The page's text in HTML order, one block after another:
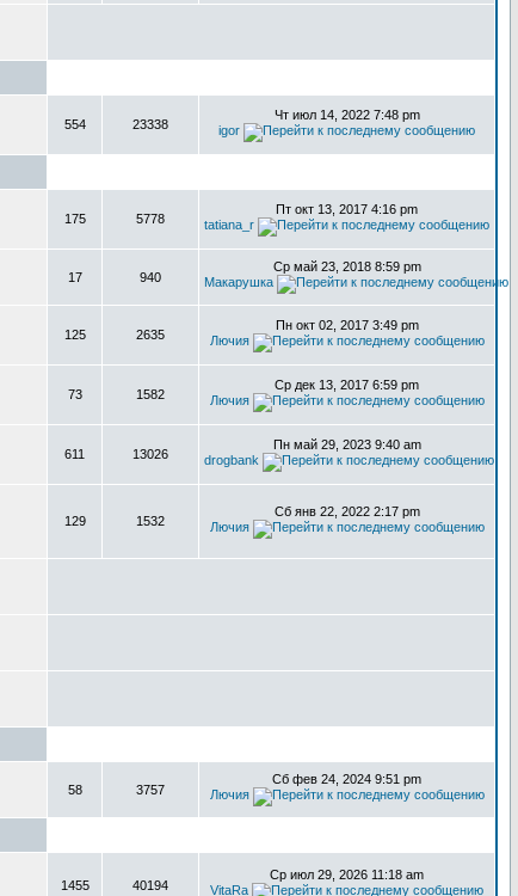
554 23338
Чт июл 14, 2022 7:48 pm
igor
175 5778
Пт окт 13, 2017 4:16 pm
tatiana_r
17 940
Ср май 23, 2018 8:59 pm
Макарушка
125 2635
Пн окт 02, 2017 3:49 pm
Лючия
73 1582
Ср дек 13, 2017 6:59 pm
Лючия
611 13026
Пн май 29, 2023 9:40 am
drogbank
129 1532
Сб янв 22, 2022 2:17 pm
Лючия
58 3757
Сб фев 24, 2024 9:51 pm
Лючия
1455 40194
Ср июл 29, 2026 11:18 am
VitaRa